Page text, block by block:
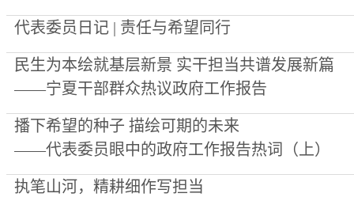
代表委员日记 | 责任与希望同行
民生为本绘就基层新景 实干担当共谱发展新篇
——宁夏干部群众热议政府工作报告
播下希望的种子 描绘可期的未来
——代表委员眼中的政府工作报告热词（上）
执笔山河，精耕细作写担当